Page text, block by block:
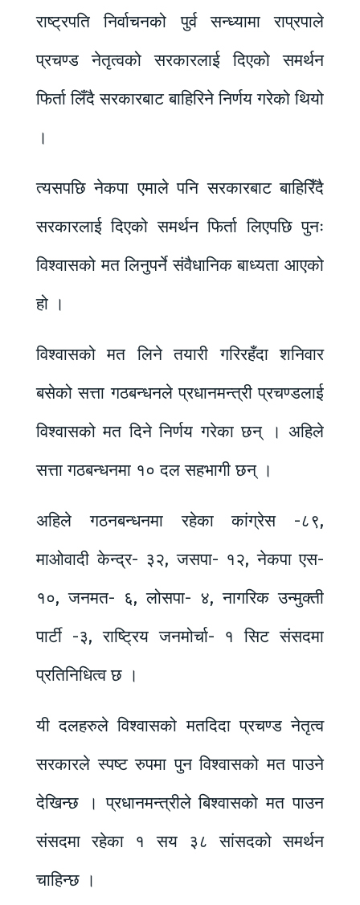
राष्ट्रपति निर्वाचनको पुर्व सन्ध्यामा राप्रपाले
प्रचण्ड नेतृत्वको सरकारलाई दिएको समर्थन
फिर्ता लिँदै सरकारबाट बाहिरिने निर्णय गरेको थियो
।
त्यसपछि नेकपा एमाले पनि सरकारबाट बाहिरिँदै
सरकारलाई दिएको समर्थन फिर्ता लिएपछि पुनः
विश्वासको मत लिनुपर्ने संवैधानिक बाध्यता आएको
हो ।
विश्वासको मत लिने तयारी गरिरहँदा शनिवार
बसेको सत्ता गठबन्धनले प्रधानमन्त्री प्रचण्डलाई
विश्वासको मत दिने निर्णय गरेका छन् । अहिले
सत्ता गठबन्धनमा १० दल सहभागी छन् ।
अहिले गठनबन्धनमा रहेका कांग्रेस -८९,
माओवादी केन्द्र- ३२, जसपा- १२, नेकपा एस-
१०, जनमत- ६, लोसपा- ४, नागरिक उन्मुक्ती
पार्टी -३, राष्ट्रिय जनमोर्चा- १ सिट संसदमा
प्रतिनिधित्व छ ।
यी दलहरुले विश्वासको मतदिदा प्रचण्ड नेतृत्व
सरकारले स्पष्ट रुपमा पुन विश्वासको मत पाउने
देखिन्छ । प्रधानमन्त्रीले बिश्वासको मत पाउन
संसदमा रहेका १ सय ३८ सांसदको समर्थन
चाहिन्छ ।